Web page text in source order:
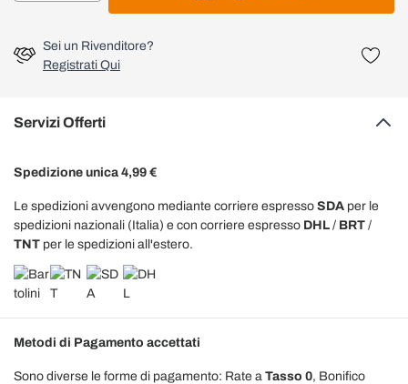
Sei un Rivenditore?
Registrati Qui
Servizi Offerti
Spedizione unica 4,99 €
Le spedizioni avvengono mediante corriere espresso SDA per le
spedizioni nazionali (Italia) e con corriere espresso DHL / BRT /
TNT per le spedizioni all'estero.
Metodi di Pagamento accettati
Sono diverse le forme di pagamento: Rate a Tasso 0, Bonifico